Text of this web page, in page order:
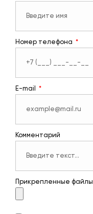
Номер телефона
E-mail
Комментарий
Прикрепленные файлы